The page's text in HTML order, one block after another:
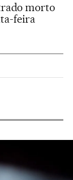
morto
feira